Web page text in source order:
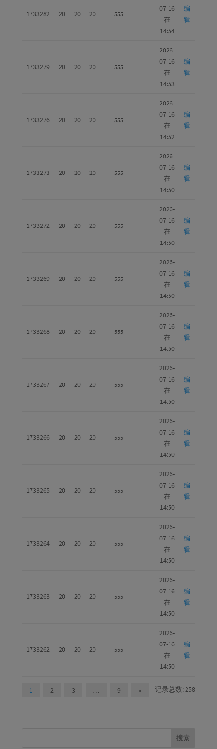
1733282 20 20 20 555
07-16
在
14:54
编
辑
1733279 20 20 20 555
2026-
07-16
在
14:53
编
辑
1733276 20 20 20 555
2026-
07-16
在
14:52
编
辑
1733273 20 20 20 555
2026-
07-16
在
14:50
编
辑
1733272 20 20 20 555
2026-
07-16
在
14:50
编
辑
1733269 20 20 20 555
2026-
07-16
在
14:50
编
辑
1733268 20 20 20 555
2026-
07-16
在
14:50
编
辑
1733267 20 20 20 555
2026-
07-16
在
14:50
编
辑
1733266 20 20 20 555
2026-
07-16
在
14:50
编
辑
1733265 20 20 20 555
2026-
07-16
在
14:50
编
辑
1733264 20 20 20 555
2026-
07-16
在
14:50
编
辑
1733263 20 20 20 555
2026-
07-16
在
14:50
编
辑
1733262 20 20 20 555
2026-
07-16
在
14:50
编
辑
记录总数: 258
1 2 3 … 9 »
搜索